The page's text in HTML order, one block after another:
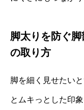
脚太りを防ぐ
の取り方
脚を細く見せたい
とムキっとした印